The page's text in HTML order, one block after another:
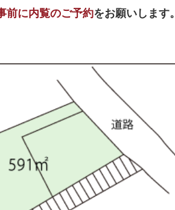
前に内覧のご予約をお願いします。